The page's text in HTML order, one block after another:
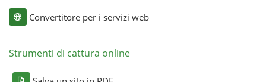
Convertitore per i servizi web
Strumenti di cattura online